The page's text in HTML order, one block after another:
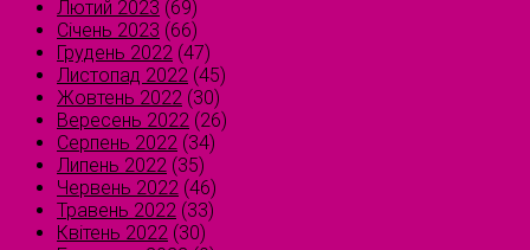
Лютий 2023 (69)
Січень 2023 (66)
Грудень 2022 (47)
Листопад 2022 (45)
Жовтень 2022 (30)
Вересень 2022 (26)
Серпень 2022 (34)
Липень 2022 (35)
Червень 2022 (46)
Травень 2022 (33)
Квітень 2022 (30)